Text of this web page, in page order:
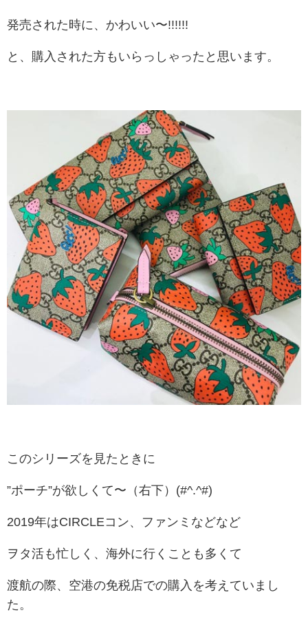
発売された時に、かわいい〜!!!!!!
と、購入された方もいらっしゃったと思います。
このシリーズを見たときに
”ポーチ”が欲しくて〜（右下）(#^.^#)
2019年はCIRCLEコン、ファンミなどなど
ヲタ活も忙しく、海外に行くことも多くて
渡航の際、空港の免税店での購入を考えていまし
た。